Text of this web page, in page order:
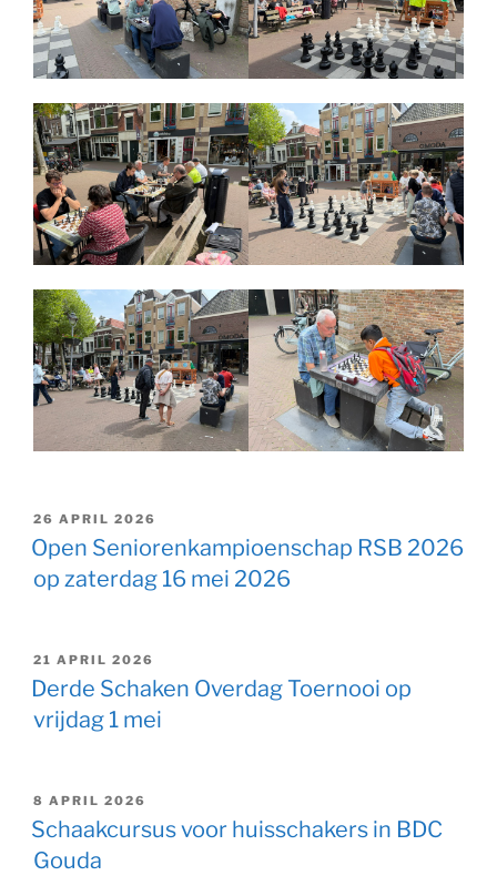
GEPLAATST
OP
26 APRIL 2026
Open Seniorenkampioenschap RSB 2026
op zaterdag 16 mei 2026
GEPLAATST
OP
21 APRIL 2026
Derde Schaken Overdag Toernooi op
vrijdag 1 mei
GEPLAATST
OP
8 APRIL 2026
Schaakcursus voor huisschakers in BDC
Gouda